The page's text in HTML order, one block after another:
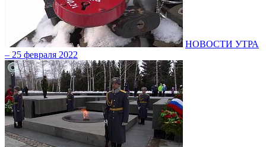
НОВОСТИ УТРА
– 25 февраля 2022